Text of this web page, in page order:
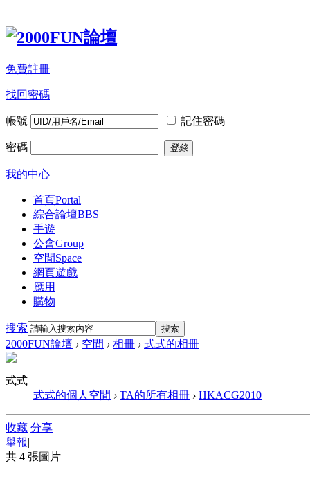
免費註冊
找回密碼
帳號 記住密碼
密碼 登錄
我的中心
首頁Portal
綜合論壇BBS
手遊
公會Group
空間Space
網頁遊戲
應用
購物
搜索 搜索
2000FUN論壇 › 空間 › 相冊 › 式式的相冊
式式
式式的個人空間 › TA的所有相冊 › HKACG2010
收藏 分享
舉報|
共 4 張圖片